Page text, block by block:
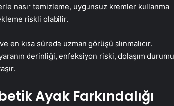
nasır temizleme, uygunsuz kremler kullanma
riskli olabilir.
en kısa sürede uzman görüşü alınmalıdır.
derinliği, enfeksiyon riski, dolaşım durumu
Ayak Farkındalığı